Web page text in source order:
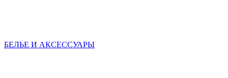
БЕЛЬЕ И АКСЕССУАРЫ